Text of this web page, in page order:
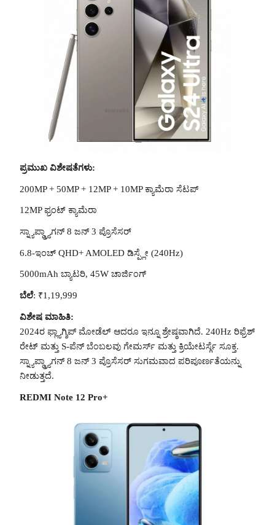
ಪ್ರಮುಖ ವಿಶೇಷತೆಗಳು:
200MP + 50MP + 12MP + 10MP ಕ್ಯಾಮೆರಾ ಸೆಟಪ್
12MP ಫ್ರಂಟ್ ಕ್ಯಾಮೆರಾ
ಸ್ನ್ಯಾಪ್ಡ್ರ್ಯಾಗನ್ 8 ಜನ್ 3 ಪ್ರೊಸೆಸರ್
6.8-ಇಂಚ್ QHD+ AMOLED ಡಿಸ್ಪ್ಲೇ (240Hz)
5000mAh ಬ್ಯಾಟರಿ, 45W ಚಾರ್ಜಿಂಗ್
ಬೆಲೆ: ₹1,19,999
ವಿಶೇಷ ಮಾಹಿತಿ:
2024ರ ಫ್ಲ್ಯಾಗ್ಶಿಪ್ ಮೋಡೆಲ್ ಆದರೂ ಇನ್ನೂ ಶ್ರೇಷ್ಠವಾಗಿದೆ. 240Hz ರಿಫ್ರೆಶ್
ರೇಟ್ ಮತ್ತು S-ಪೆನ್ ಬೆಂಬಲವು ಗೇಮರ್ಸ್ ಮತ್ತು ಕ್ರಿಯೇಟರ್ಸ್ಗೆ ಸೂಕ್ತ.
ಸ್ನ್ಯಾಪ್ಡ್ರ್ಯಾಗನ್ 8 ಜನ್ 3 ಪ್ರೊಸೆಸರ್ ಸುಗಮವಾದ ಪರಿಪೂರ್ಣತೆಯನ್ನು
ನೀಡುತ್ತದೆ.
REDMI Note 12 Pro+